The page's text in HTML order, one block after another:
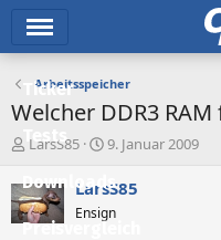
Ticker
Tests
Downloads
Preisvergleich
Arbeitsspeicher
Welcher DDR3
E
s
t
e
LarsS85
E
s
e
9. Januar 2009
LarsS85
Ensign